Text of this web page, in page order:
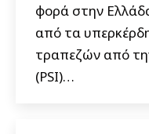
φορά στην
από τα
τραπεζών από
(PSI)…